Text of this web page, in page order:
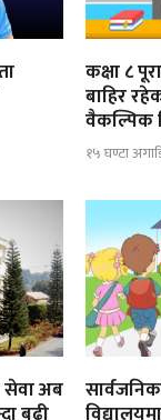
कक्षा ८
बाहिर
वैकल्पिक
१५ घण्टा
सेवा अब सार्वजनिक